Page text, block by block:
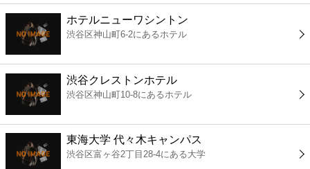
レジャー
書店
ファミレス
カフェ
ホテルニューワシントン
渋谷区神山町6-2にあるホテル
渋谷クレストンホテル
渋谷区神山町10-8にあるホテル
東海大学 代々木キャンパス
渋谷区富ヶ谷2丁目28-4にある大学